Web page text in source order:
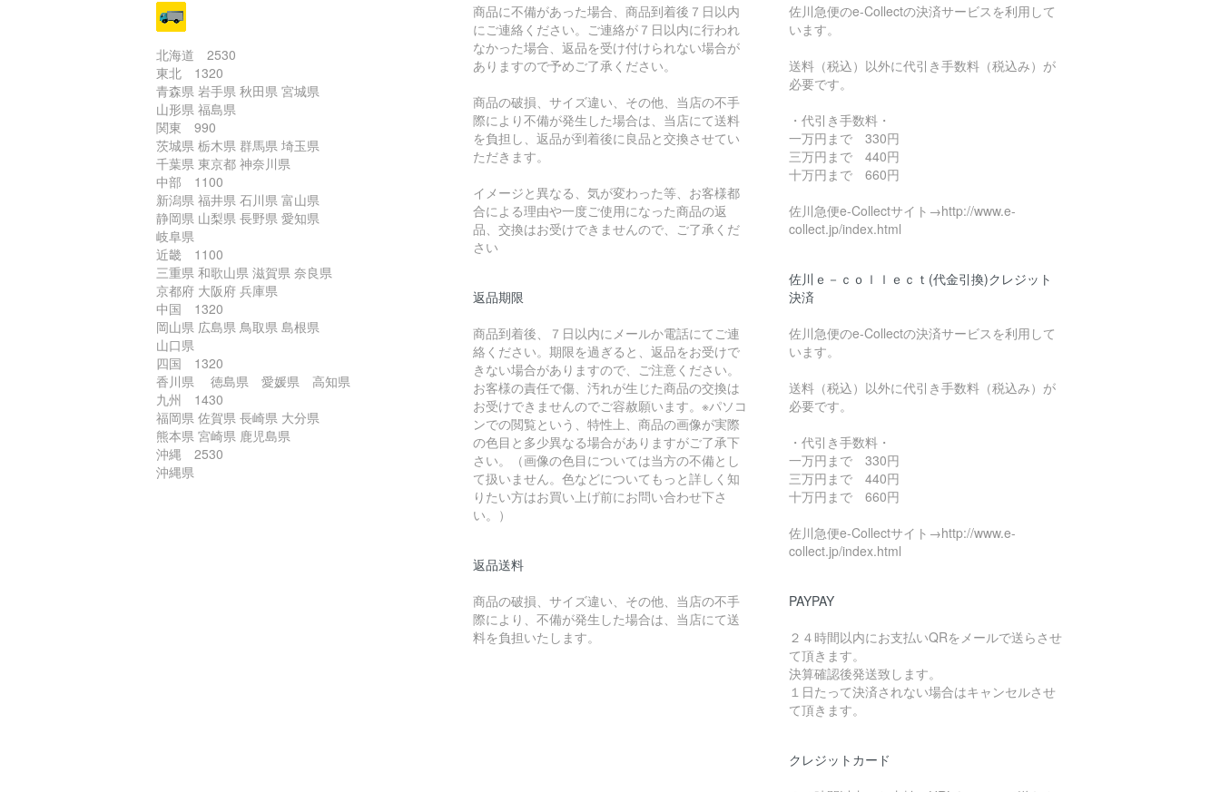
北海道 2530
東北 1320
青森県 岩手県 秋田県 宮城県
山形県 福島県
関東 990
茨城県 栃木県 群馬県 埼玉県
千葉県 東京都 神奈川県
中部 1100
新潟県 福井県 石川県 富山県
静岡県 山梨県 長野県 愛知県
岐阜県
近畿 1100
三重県 和歌山県 滋賀県 奈良県
京都府 大阪府 兵庫県
中国 1320
岡山県 広島県 鳥取県 島根県
山口県
四国 1320
香川県 徳島県 愛媛県 高知県
九州 1430
福岡県 佐賀県 長崎県 大分県
熊本県 宮崎県 鹿児島県
沖縄 2530
沖縄県
商品に不備があった場合、商品到着後７日以内
にご連絡ください。ご連絡が７日以内に行われ
なかった場合、返品を受け付けられない場合が
ありますので予めご了承ください。
商品の破損、サイズ違い、その他、当店の不手
際により不備が発生した場合は、当店にて送料
を負担し、返品が到着後に良品と交換させてい
ただきます。
イメージと異なる、気が変わった等、お客様都
合による理由や一度ご使用になった商品の返
品、交換はお受けできませんので、ご了承くだ
さい
返品期限
商品到着後、７日以内にメールか電話にてご連
絡ください。期限を過ぎると、返品をお受けで
きない場合がありますので、ご注意ください。
お客様の責任で傷、汚れが生じた商品の交換は
お受けできませんのでご容赦願います。※パソコ
ンでの閲覧という、特性上、商品の画像が実際
の色目と多少異なる場合がありますがご了承下
さい。（画像の色目については当方の不備とし
て扱いません。色などについてもっと詳しく知
りたい方はお買い上げ前にお問い合わせ下さ
い。）
返品送料
商品の破損、サイズ違い、その他、当店の不手
際により、不備が発生した場合は、当店にて送
料を負担いたします。
佐川急便のe-Collectの決済サービスを利用して
います。
送料（税込）以外に代引き手数料（税込み）が
必要です。
・代引き手数料・
一万円まで 330円
三万円まで 440円
十万円まで 660円
佐川急便e-Collectサイト→http://www.e-
collect.jp/index.html
佐川ｅ－ｃｏｌｌｅｃｔ(代金引換)クレジット
決済
佐川急便のe-Collectの決済サービスを利用して
います。
送料（税込）以外に代引き手数料（税込み）が
必要です。
・代引き手数料・
一万円まで 330円
三万円まで 440円
十万円まで 660円
佐川急便e-Collectサイト→http://www.e-
collect.jp/index.html
PAYPAY
２４時間以内にお支払いQRをメールで送らさせ
て頂きます。
決算確認後発送致します。
１日たって決済されない場合はキャンセルさせ
て頂きます。
クレジットカード